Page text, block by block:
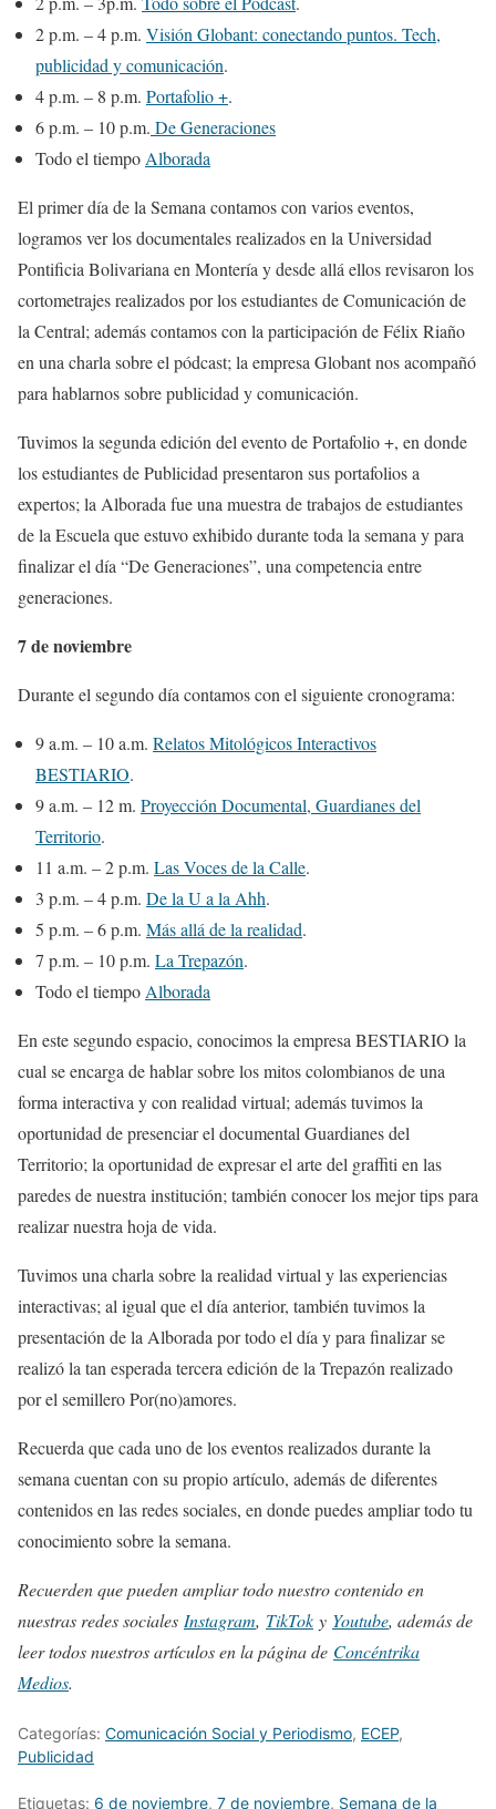
2 p.m. – 4 p.m. Visión Globant: conectando puntos. Tech,
publicidad y comunicación.
4 p.m. – 8 p.m. Portafolio +.
6 p.m. – 10 p.m. De Generaciones
Todo el tiempo Alborada
El primer día de la Semana contamos con varios eventos,
logramos ver los documentales realizados en la Universidad
Pontificia Bolivariana en Montería y desde allá ellos revisaron los
cortometrajes realizados por los estudiantes de Comunicación de
la Central; además contamos con la participación de Félix Riaño
en una charla sobre el pódcast; la empresa Globant nos acompañó
para hablarnos sobre publicidad y comunicación.
Tuvimos la segunda edición del evento de Portafolio +, en donde
los estudiantes de Publicidad presentaron sus portafolios a
expertos; la Alborada fue una muestra de trabajos de estudiantes
de la Escuela que estuvo exhibido durante toda la semana y para
finalizar el día “De Generaciones”, una competencia entre
generaciones.
7 de noviembre
Durante el segundo día contamos con el siguiente cronograma:
9 a.m. – 10 a.m. Relatos Mitológicos Interactivos
BESTIARIO.
9 a.m. – 12 m. Proyección Documental, Guardianes del
Territorio.
11 a.m. – 2 p.m. Las Voces de la Calle.
3 p.m. – 4 p.m. De la U a la Ahh.
5 p.m. – 6 p.m. Más allá de la realidad.
7 p.m. – 10 p.m. La Trepazón.
Todo el tiempo Alborada
En este segundo espacio, conocimos la empresa BESTIARIO la
cual se encarga de hablar sobre los mitos colombianos de una
forma interactiva y con realidad virtual; además tuvimos la
oportunidad de presenciar el documental Guardianes del
Territorio; la oportunidad de expresar el arte del graffiti en las
paredes de nuestra institución; también conocer los mejor tips para
realizar nuestra hoja de vida.
Tuvimos una charla sobre la realidad virtual y las experiencias
interactivas; al igual que el día anterior, también tuvimos la
presentación de la Alborada por todo el día y para finalizar se
realizó la tan esperada tercera edición de la Trepazón realizado
por el semillero Por(no)amores.
Recuerda que cada uno de los eventos realizados durante la
semana cuentan con su propio artículo, además de diferentes
contenidos en las redes sociales, en donde puedes ampliar todo tu
conocimiento sobre la semana.
Recuerden que pueden ampliar todo nuestro contenido en
nuestras redes sociales Instagram, TikTok y Youtube, además de
leer todos nuestros artículos en la página de Concéntrika
Medios.
Categorías: Comunicación Social y Periodismo, ECEP,
Publicidad
Etiquetas: 6 de noviembre, 7 de noviembre, Semana de la